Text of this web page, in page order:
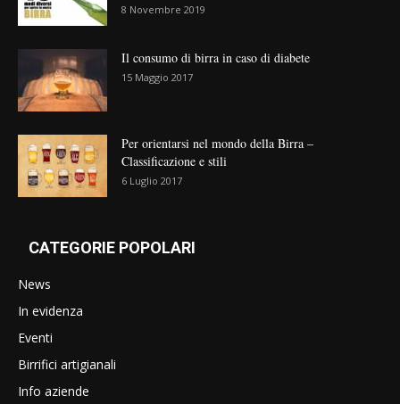
8 Novembre 2019
Il consumo di birra in caso di diabete
15 Maggio 2017
Per orientarsi nel mondo della Birra –
Classificazione e stili
6 Luglio 2017
CATEGORIE POPOLARI
News
In evidenza
Eventi
Birrifici artigianali
Info aziende